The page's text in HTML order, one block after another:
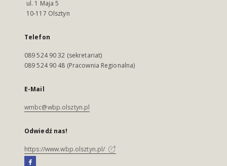
ul. 1 Maja 5
10-117 Olsztyn
Telefon
089 524 90 32 (sekretariat)
089 524 90 48 (Pracownia Regionalna)
E-Mail
wmbc@wbp.olsztyn.pl
Odwiedź nas!
https://www.wbp.olsztyn.pl/